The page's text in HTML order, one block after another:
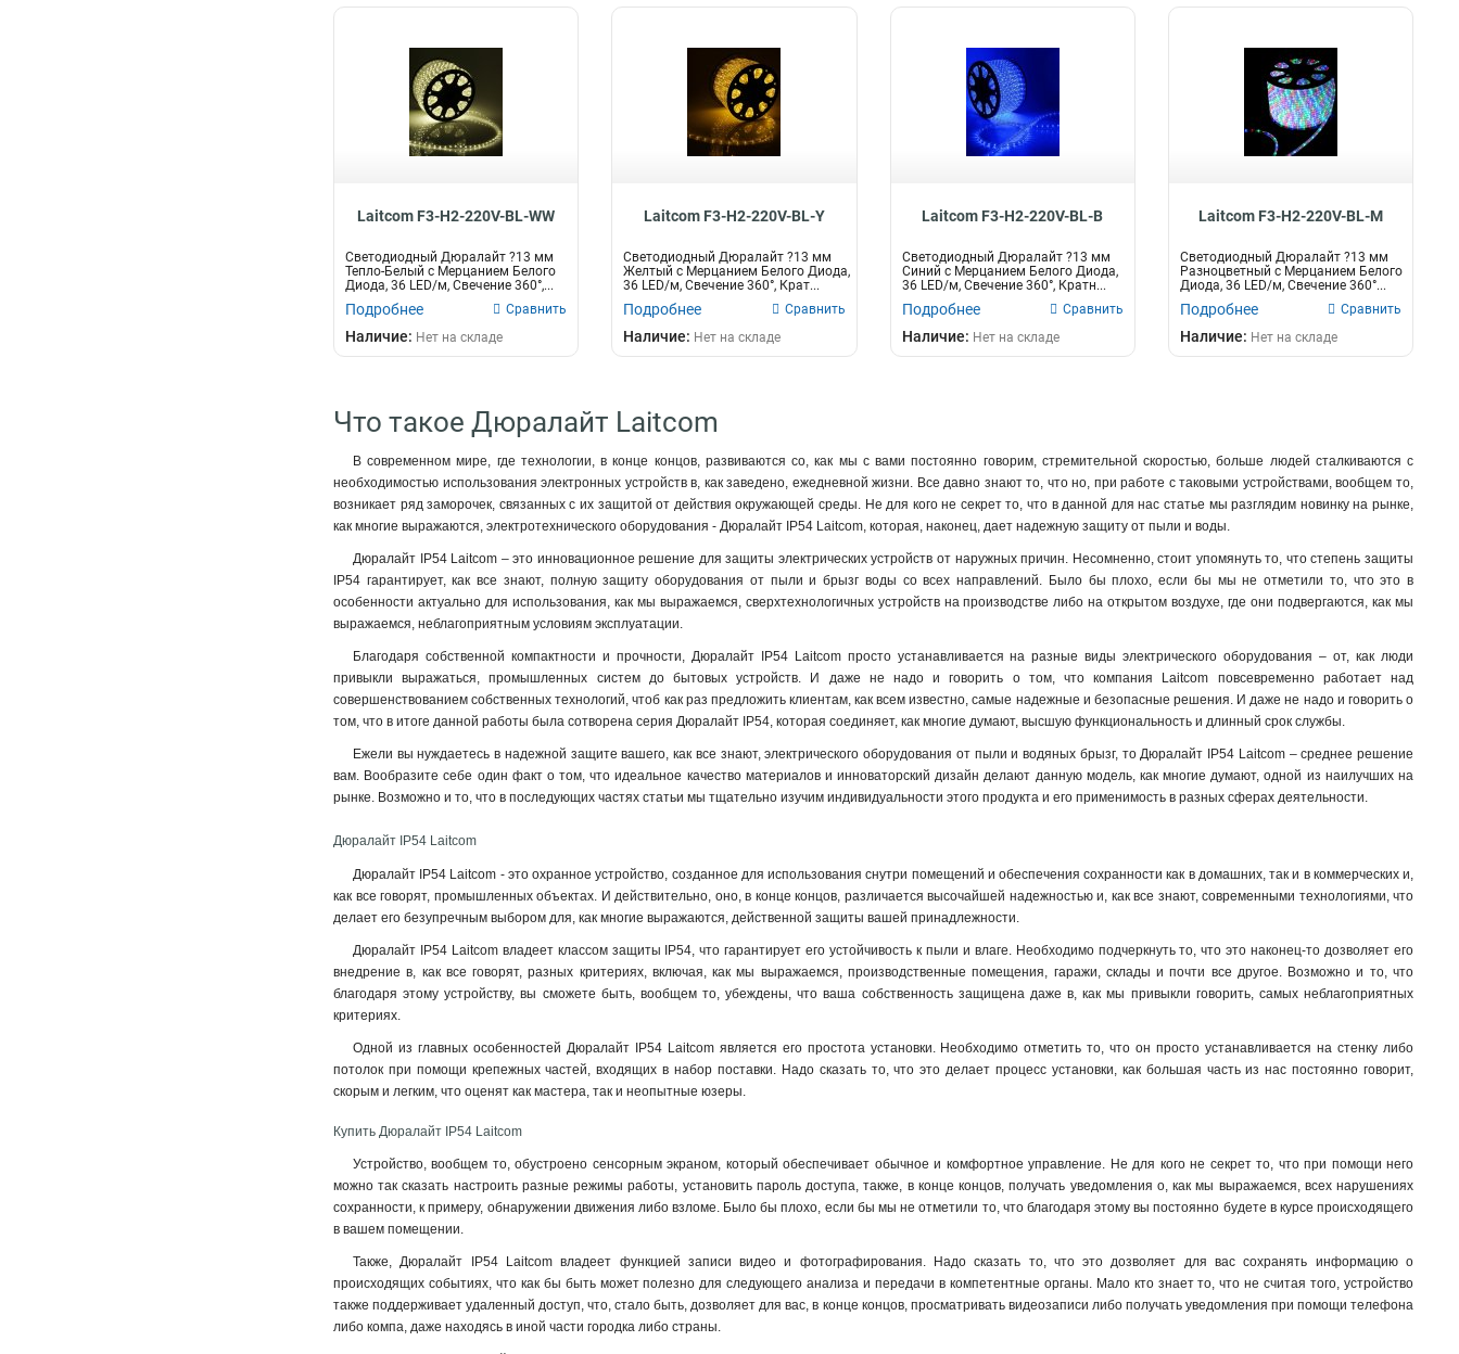
Laitcom F3-H2-220V-BL-WW
Светодиодный Дюралайт ?13 мм
Тепло-Белый с Мерцанием Белого
Диода, 36 LED/м, Свечение 360°,...
Подробнее Сравнить
Наличие: Нет на складе
Laitcom F3-H2-220V-BL-Y
Светодиодный Дюралайт ?13 мм
Желтый с Мерцанием Белого Диода,
36 LED/м, Свечение 360°, Крат...
Подробнее Сравнить
Наличие: Нет на складе
Laitcom F3-H2-220V-BL-B
Светодиодный Дюралайт ?13 мм
Синий с Мерцанием Белого Диода,
36 LED/м, Свечение 360°, Кратн...
Подробнее Сравнить
Наличие: Нет на складе
Laitcom F3-H2-220V-BL-M
Светодиодный Дюралайт ?13 мм
Разноцветный с Мерцанием Белого
Диода, 36 LED/м, Свечение 360°...
Подробнее Сравнить
Наличие: Нет на складе
Что такое Дюралайт Laitcom
В современном мире, где технологии, в конце концов, развиваются со, как мы с вами постоянно говорим, стремительной скоростью, больше людей сталкиваются с
необходимостью использования электронных устройств в, как заведено, ежедневной жизни. Все давно знают то, что но, при работе с таковыми устройствами, вообщем то,
возникает ряд заморочек, связанных с их защитой от действия окружающей среды. Не для кого не секрет то, что в данной для нас статье мы разглядим новинку на рынке,
как многие выражаются, электротехнического оборудования - Дюралайт IP54 Laitcom, которая, наконец, дает надежную защиту от пыли и воды.
Дюралайт IP54 Laitcom – это инновационное решение для защиты электрических устройств от наружных причин. Несомненно, стоит упомянуть то, что степень защиты
IP54 гарантирует, как все знают, полную защиту оборудования от пыли и брызг воды со всех направлений. Было бы плохо, если бы мы не отметили то, что это в
особенности актуально для использования, как мы выражаемся, сверхтехнологичных устройств на производстве либо на открытом воздухе, где они подвергаются, как мы
выражаемся, неблагоприятным условиям эксплуатации.
Благодаря собственной компактности и прочности, Дюралайт IP54 Laitcom просто устанавливается на разные виды электрического оборудования – от, как люди
привыкли выражаться, промышленных систем до бытовых устройств. И даже не надо и говорить о том, что компания Laitcom повсевременно работает над
совершенствованием собственных технологий, чтоб как раз предложить клиентам, как всем известно, самые надежные и безопасные решения. И даже не надо и говорить о
том, что в итоге данной работы была сотворена серия Дюралайт IP54, которая соединяет, как многие думают, высшую функциональность и длинный срок службы.
Ежели вы нуждаетесь в надежной защите вашего, как все знают, электрического оборудования от пыли и водяных брызг, то Дюралайт IP54 Laitcom – среднее решение
вам. Вообразите себе один факт о том, что идеальное качество материалов и инноваторский дизайн делают данную модель, как многие думают, одной из наилучших на
рынке. Возможно и то, что в последующих частях статьи мы тщательно изучим индивидуальности этого продукта и его применимость в разных сферах деятельности.
Дюралайт IP54 Laitcom
Дюралайт IP54 Laitcom - это охранное устройство, созданное для использования снутри помещений и обеспечения сохранности как в домашних, так и в коммерческих и,
как все говорят, промышленных объектах. И действительно, оно, в конце концов, различается высочайшей надежностью и, как все знают, современными технологиями, что
делает его безупречным выбором для, как многие выражаются, действенной защиты вашей принадлежности.
Дюралайт IP54 Laitcom владеет классом защиты IP54, что гарантирует его устойчивость к пыли и влаге. Необходимо подчеркнуть то, что это наконец-то дозволяет его
внедрение в, как все говорят, разных критериях, включая, как мы выражаемся, производственные помещения, гаражи, склады и почти все другое. Возможно и то, что
благодаря этому устройству, вы сможете быть, вообщем то, убеждены, что ваша собственность защищена даже в, как мы привыкли говорить, самых неблагоприятных
критериях.
Одной из главных особенностей Дюралайт IP54 Laitcom является его простота установки. Необходимо отметить то, что он просто устанавливается на стенку либо
потолок при помощи крепежных частей, входящих в набор поставки. Надо сказать то, что это делает процесс установки, как большая часть из нас постоянно говорит,
скорым и легким, что оценят как мастера, так и неопытные юзеры.
Купить Дюралайт IP54 Laitcom
Устройство, вообщем то, обустроено сенсорным экраном, который обеспечивает обычное и комфортное управление. Не для кого не секрет то, что при помощи него
можно так сказать настроить разные режимы работы, установить пароль доступа, также, в конце концов, получать уведомления о, как мы выражаемся, всех нарушениях
сохранности, к примеру, обнаружении движения либо взломе. Было бы плохо, если бы мы не отметили то, что благодаря этому вы постоянно будете в курсе происходящего
в вашем помещении.
Также, Дюралайт IP54 Laitcom владеет функцией записи видео и фотографирования. Надо сказать то, что это дозволяет для вас сохранять информацию о
происходящих событиях, что как бы быть может полезно для следующего анализа и передачи в компетентные органы. Мало кто знает то, что не считая того, устройство
также поддерживает удаленный доступ, что, стало быть, дозволяет для вас, в конце концов, просматривать видеозаписи либо получать уведомления при помощи телефона
либо компа, даже находясь в иной части городка либо страны.